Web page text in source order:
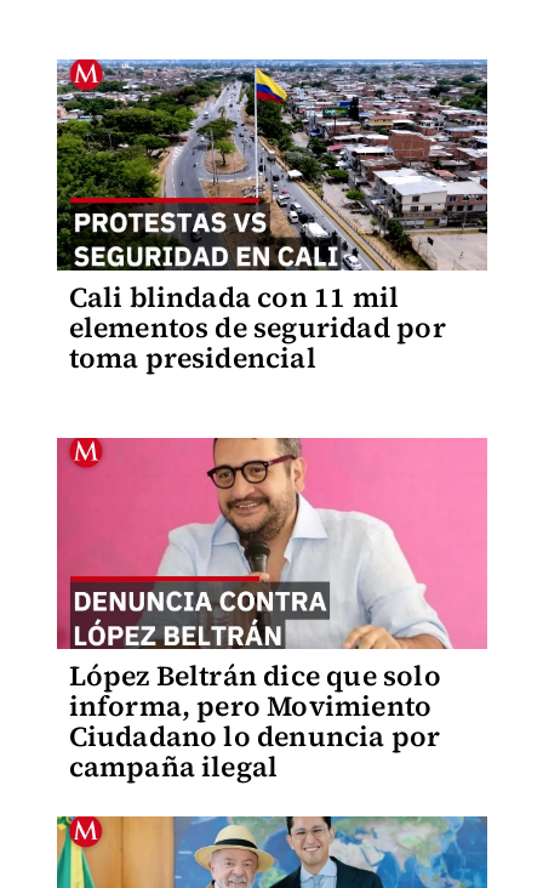
Cali blindada con 11 mil
elementos de seguridad por
toma presidencial
López Beltrán dice que solo
informa, pero Movimiento
Ciudadano lo denuncia por
campaña ilegal